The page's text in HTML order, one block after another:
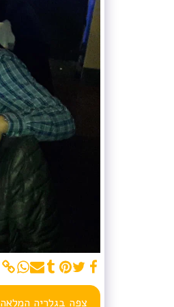
צפה בגלריה המלאה